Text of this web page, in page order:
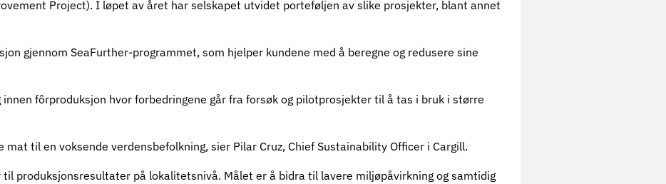
Project). I løpet av året har selskapet utvidet porteføljen av slike prosjekter, blant annet
gjennom SeaFurther-programmet, som hjelper kundene med å beregne og redusere sine
fôrproduksjon hvor forbedringene går fra forsøk og pilotprosjekter til å tas i bruk i større
til en voksende verdensbefolkning, sier Pilar Cruz, Chief Sustainability Officer i Cargill.
produksjonsresultater på lokalitetsnivå. Målet er å bidra til lavere miljøpåvirkning og samtidig